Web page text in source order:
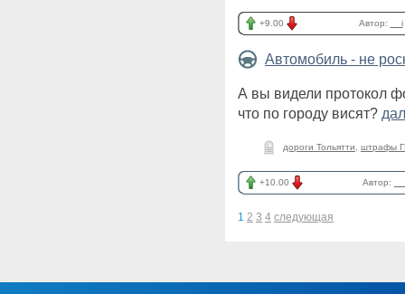
+9.00 Автор: __i
Автомобиль - не
А вы видели протокол
что по городу висят?
дороги Тольятти штрафы
+10.00 Автор:
1 2 3 4 следующая